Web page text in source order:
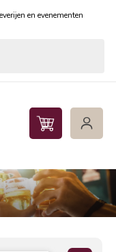
en evenementen